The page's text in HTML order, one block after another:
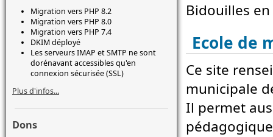
Migration vers PHP 8.2
Migration vers PHP 8.0
Migration vers PHP 7.4
DKIM déployé
Les serveurs IMAP et SMTP ne sont
dorénavant accessibles qu'en
connexion sécurisée (SSL)
Plus d'infos...
Dons
Bidouilles
Ecole de
Ce site
municipale
Il permet